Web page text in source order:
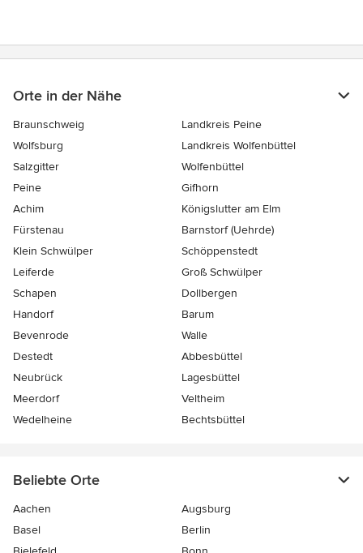
Orte in der Nähe
Braunschweig
Landkreis Peine
Wolfsburg
Landkreis Wolfenbüttel
Salzgitter
Wolfenbüttel
Peine
Gifhorn
Achim
Königslutter am Elm
Fürstenau
Barnstorf (Uehrde)
Klein Schwülper
Schöppenstedt
Leiferde
Groß Schwülper
Schapen
Dollbergen
Handorf
Barum
Bevenrode
Walle
Destedt
Abbesbüttel
Neubrück
Lagesbüttel
Meerdorf
Veltheim
Wedelheine
Bechtsbüttel
Beliebte Orte
Aachen
Augsburg
Basel
Berlin